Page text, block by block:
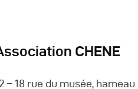
CHENE
– 18 rue du musée,